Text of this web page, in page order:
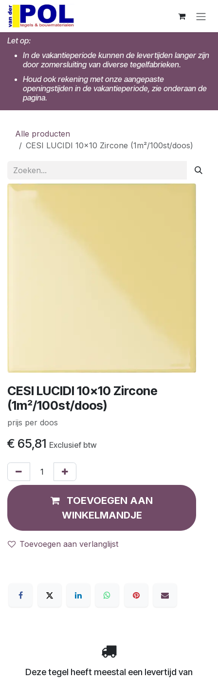
Overslaan naar inhoud
Let op:
In de vakantieperiode kunnen de levertijden langer zijn
door zomersluiting van diverse tegelfabrieken.
Houd ook rekening met onze aangepaste
openingstijden in de vakantieperiode, zie onderaan de
pagina.
Alle producten
CESI LUCIDI 10x10 Zircone (1m²/100st/doos)
CESI LUCIDI 10x10 Zircone
(1m²/100st/doos)
prijs per doos
€ 65,81 Exclusief btw
TOEVOEGEN AAN
WINKELMANDJE
Toevoegen aan verlanglijst
Deze tegel heeft meestal een levertijd van